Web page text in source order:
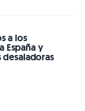
a los
España y
desaladoras